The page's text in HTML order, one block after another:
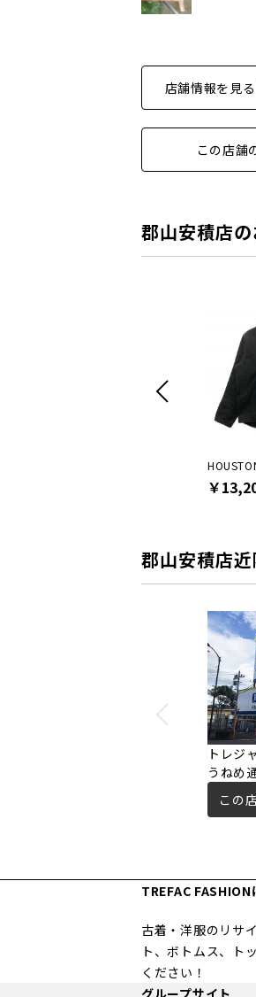
店舗情報を見る
この店舗
郡山安積店
￥
郡山安積店
トレジ
うねめ
この
TREFAC FASHION
古着・洋服のリサ
ト、ボトムス、ト
ください！
グループサイト